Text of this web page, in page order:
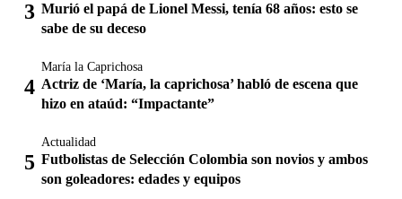
Murió el papá de Lionel Messi, tenía 68 años: esto se
sabe de su deceso
María la Caprichosa
Actriz de ‘María, la caprichosa’ habló de escena que
hizo en ataúd: “Impactante”
Actualidad
Futbolistas de Selección Colombia son novios y ambos
son goleadores: edades y equipos